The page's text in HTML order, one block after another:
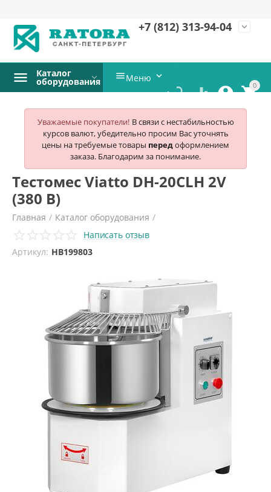
+7 (812) 313-94-04 expand_more
0


 
Каталог
оборудования Меню 
Уважаемые покупатели! В связи с нестабильностью
курсов валют, убедительно просим Вас уточнять
цены на требуемые товары передоформлением
заказа. Благодарим за понимание.
Тестомес Viatto DH-20СLH 2V
(380 В)
Главная / Каталог оборудования /
Хлебопекарное и кондитерское оборудование
Тестомесы / Viatto
Написать отзыв
Артикул: HB199803